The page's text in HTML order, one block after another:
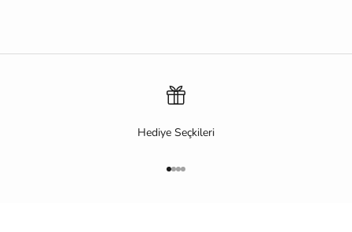
Hediye Seçkileri
1 ögesine git
2 ögesine git
3 ögesine git
4 ögesine git